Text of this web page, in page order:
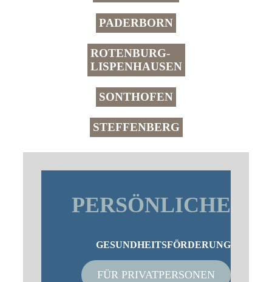
PADERBORN
ROTENBURG-
LISPENHAUSEN
SONTHOFEN
STEFFENBERG
PERSÖNLICHE
GESUNDHEITSFÖRDERUNG
FÜR PRIVATPERSONEN